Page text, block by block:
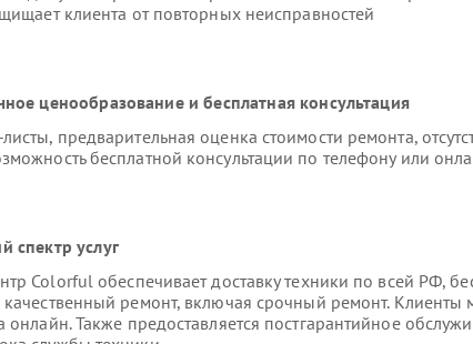
клиента от повторных неисправностей
ценообразование и бесплатная консультация
предварительная оценка стоимости ремонта,
бесплатной консультации по телефону или
спектр услуг
Colorful обеспечивает доставку техники по всей РФ,
качественный ремонт, включая срочный ремонт. Клиенты
онлайн. Также предоставляется постгарантийное